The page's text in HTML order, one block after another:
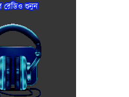
রেডিও শুনুন